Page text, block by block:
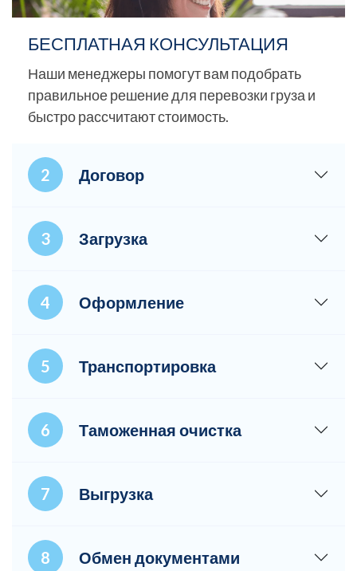
БЕСПЛАТНАЯ КОНСУЛЬТАЦИЯ
Наши менеджеры помогут вам подобрать
правильное решение для перевозки груза и
быстро рассчитают стоимость.
Договор
Загрузка
Оформление
Транспортировка
Таможенная очистка
Выгрузка
Обмен документами